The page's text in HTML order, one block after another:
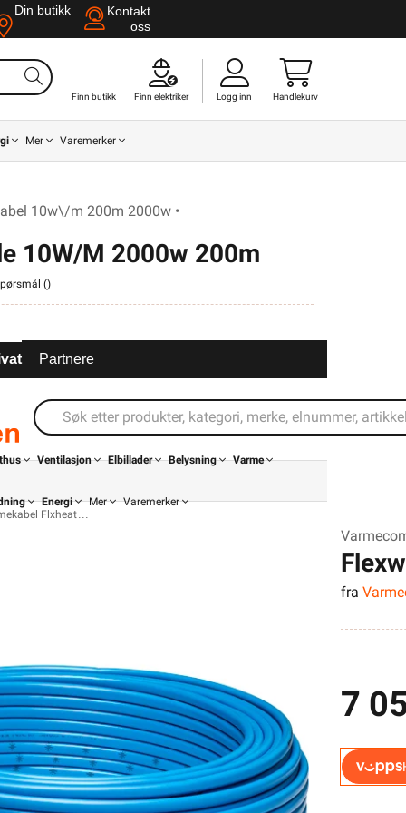
Din butikk
Kontakt
oss
Finn butikk Finn elektriker Logg inn Handlekurv
Mer Varemerker
10w\/m 200m 2000w •
10W/M 2000w 200m
()
Din butikk
Kontakt
oss
Partnere
Ventilasjon Elbillader Belysning Varme
Energi Mer
Varemerker
Flxheat
fra
7